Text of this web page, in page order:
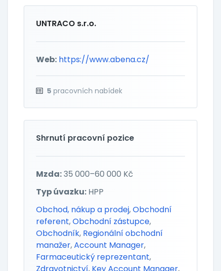
UNTRACO s.r.o.
Web: https://www.abena.cz/
5 pracovních nabídek
Shrnutí pracovní pozice
Mzda:35 000–60 000 Kč
Typ úvazku: HPP
Obchod, nákup a prodej,Obchodní
referent,Obchodní zástupce,
Obchodník, Regionální obchodní
manažer,Account Manager,
Farmaceutický reprezentant,